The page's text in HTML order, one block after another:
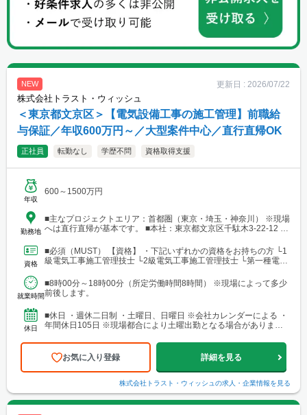
NEW 更新日 : 2026/07/22
株式会社トラスト・ウィッシュ
＜東京都文京区＞【電気設備工事の施工管理】前職給
与保証／年収600万円～／大型案件中心／直行直帰OK
正社員 転勤なし 学歴不問 資格取得支援
年収
600～1500万円
勤務地
■主なプロジェクトエリア：首都圏（東京・埼玉・神奈川） ※現場
へは直行直帰が基本です。 ■本社：東京都文京区千駄木3-22-12 ス
京メトロ千代田線「西日暮里駅」より徒歩8分 └東京メトロ千代田
線「千駄木駅」より徒歩8分
資格
■必須（MUST） 【資格】 ・下記いずれかの資格をお持ちの方 └1
級電気工事施工管理技士 └2級電気工事施工管理技士 └第一種電気
就業時間
■8時00分～18時00分（所定労働時間8時間） ※現場によって多少
前後します。
休日
■休日 ・週休二日制 ・土曜日、日曜日 ※会社カレンダーによる ・
年間休日105日 ※現場都合により土曜出勤となる場合がありま
お気に入り登録 詳細を見る
株式会社トラスト・ウィッシュ の求人・企業情報を見る